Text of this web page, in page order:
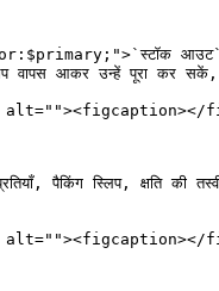
आकर उन्हें पूरा कर
पैकिंग स्लिप, क्षति की